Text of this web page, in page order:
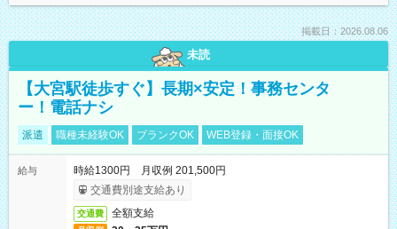
掲載日：2026.08.06
未読
【大宮駅徒歩すぐ】長期×安定！事務センタ
ー！電話ナシ
派遣 職種未経験OK ブランクOK WEB登録・面接OK
給与
時給1300円 月収例 201,500円
交通費別途支給あり
交通費 全額支給